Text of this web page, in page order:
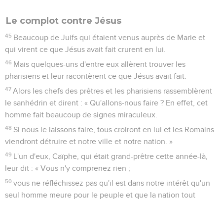
Le complot contre Jésus
45 Beaucoup de Juifs qui étaient venus auprès de Marie et
qui virent ce que Jésus avait fait crurent en lui.
46 Mais quelques-uns d'entre eux allèrent trouver les
pharisiens et leur racontèrent ce que Jésus avait fait.
47 Alors les chefs des prêtres et les pharisiens rassemblèrent
le sanhédrin et dirent : « Qu'allons-nous faire ? En effet, cet
homme fait beaucoup de signes miraculeux.
48 Si nous le laissons faire, tous croiront en lui et les Romains
viendront détruire et notre ville et notre nation. »
49 L'un d'eux, Caïphe, qui était grand-prêtre cette année-là,
leur dit : « Vous n'y comprenez rien ;
50 vous ne réfléchissez pas qu'il est dans notre intérêt qu'un
seul homme meure pour le peuple et que la nation tout